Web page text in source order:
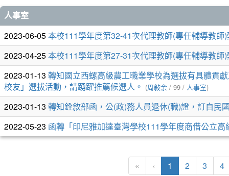
文
章
列
表
人事室
2023-06-05本校111學年度第32-41次代理教師(專任輔導教師
2023-04-25本校111學年度第27-31次代理教師(專任輔導教師
2023-01-13 轉知國立西螺高級農工職業學校為選拔有具體貢
校友」選拔活動，請踴躍推薦候選人。 (周敍余 / 99 / 人事室)
2023-01-13 轉知銓敘部函，公(政)務人員退休(職)證，訂自民
2022-05-23 函轉「印尼雅加達臺灣學校111學年度商借公立
« ‹ 1 (current)
2 3 4